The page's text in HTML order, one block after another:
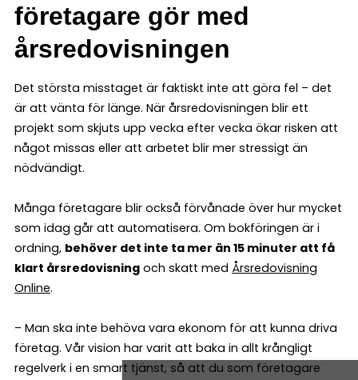
företagare gör med
årsredovisningen
Det största misstaget är faktiskt inte att göra fel – det
är att vänta för länge. När årsredovisningen blir ett
projekt som skjuts upp vecka efter vecka ökar risken att
något missas eller att arbetet blir mer stressigt än
nödvändigt.
Många företagare blir också förvånade över hur mycket
som idag går att automatisera. Om bokföringen är i
ordning, behöver det inte ta mer än 15 minuter att få
klart årsredovisning och skatt med Årsredovisning
Online.
– Man ska inte behöva vara ekonom för att kunna driva
företag. Vår vision har varit att baka in allt krångligt
regelverk i en smart tjänst, så att du som företagare